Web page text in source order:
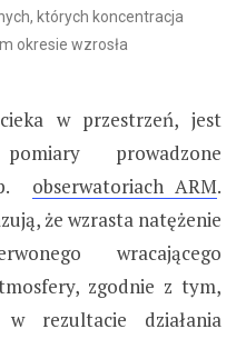
których koncentracja
okresie wzrosła
w przestrzeń, jest
prowadzone
obserwatoriach ARM.
że wzrasta natężenie
wracającego
zgodnie z tym,
rezultacie działania